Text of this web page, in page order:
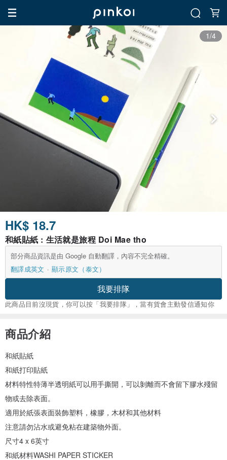
1/4
HK$ 18.7
和紙貼紙 : 生活就是旅程 Doi Mae tho
部分商品資訊是由 Google 自動翻譯，內容不完全精確。
翻譯成英文
顯示原文（泰文）
我要排隊
此商品目前沒現貨，你可以按「我要排隊」，當有貨會主動發信通知你
商品介紹
和紙貼紙
和紙打印貼紙
材料特性特薄半透明紙可以用手撕開，可以剝離而不會留下膠水殘留
物或去除表面。
適用於紙張表面裝飾塑料，橡膠，木材和其他材料
注意請勿沾水或避免粘在建築物外面。
尺寸4 x 6英寸
和紙材料WASHI PAPER STICKER